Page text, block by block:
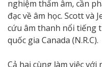
nghiệm thẩm âm, cần
đạc về âm học. Scott và
cứu âm thanh nổi tiếng
quốc gia Canada (N.R.C).
Cả hai cùng làm việc